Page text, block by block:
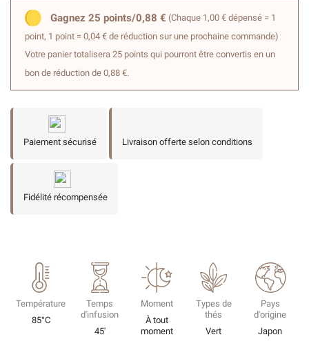
Gagnez 25 points/0,88 € (Chaque 1,00 € dépensé = 1
point, 1 point = 0,04 € de réduction sur une prochaine commande)
Votre panier totalisera 25 points qui pourront être convertis en un
bon de réduction de 0,88 €.
Paiement sécurisé Livraison offerte selon conditions
Fidélité récompensée
Température
85°C
Temps
d'infusion
45'
Moment
À tout
moment
Types de
thés
Vert
Pays
d'origine
Japon